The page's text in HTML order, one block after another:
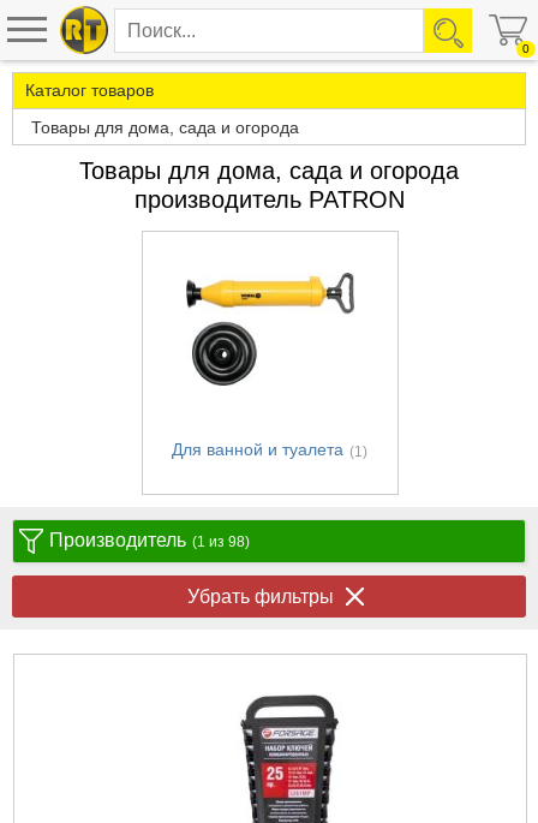
0
Каталог товаров
Товары для дома, сада и огорода
Товары для дома, сада и огорода
производитель PATRON
Для ванной и туалета (1)
Производитель (1 из 98)
Убрать фильтры